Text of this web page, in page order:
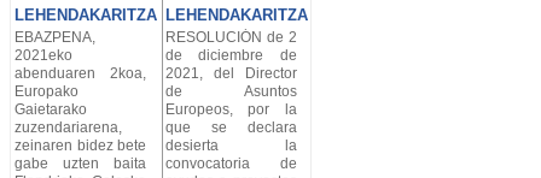
LEHENDAKARITZA LEHENDAKARITZA
EBAZPENA,
2021eko
abenduaren 2koa,
Europako
Gaietarako
zuzendariarena,
zeinaren bidez bete
gabe uzten baita
RESOLUCIÓN de 2
de diciembre de
2021, del Director
de Asuntos
Europeos, por la
que se declara
desierta la
convocatoria de